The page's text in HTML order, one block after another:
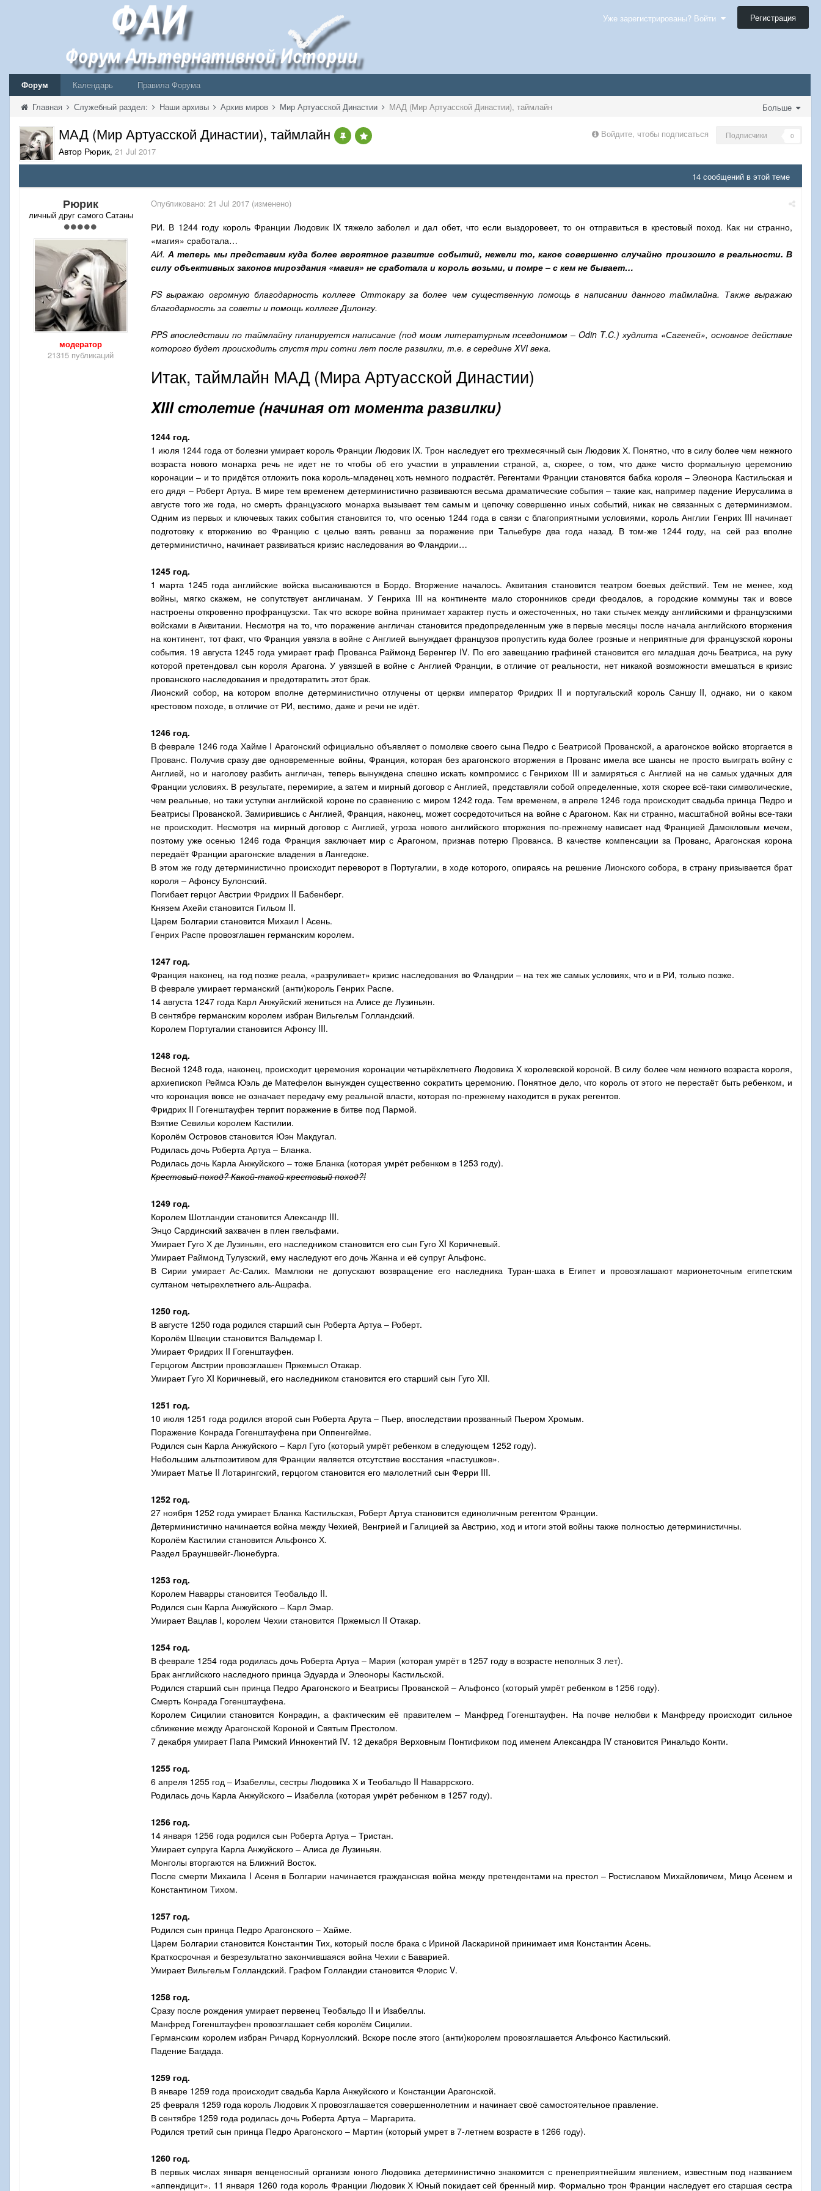
Уже зарегистрированы? Войти Регистрация
Форум Календарь
Правила Форума
Больше
Главная Служебный раздел: Наши архивы Архив миров Мир Артуасской Династии МАД (Мир Артуасской Династии), таймлайн
Войдите, чтобы подписаться Подписчики 0
МАД (Мир Артуасской Династии), таймлайн
Автор Рюрик, 21 Jul 2017
14 сообщений в этой теме
Рюрик
личный друг самого Сатаны
модератор
21315 публикаций
Опубликовано: 21 Jul 2017 (изменено)
РИ. В 1244 году король Франции Людовик IXтяжело заболел и дал обет, что если выздоровеет, то он отправиться в крестовый поход. Как ни странно,
«магия» сработала…
АИ.А теперь мы представим куда более вероятное развитие событий, нежели то, какое совершенно случайно произошло в реальности. В
силу объективных законов мироздания «магия» не сработала и король возьми, и помре – с кем не бывает…
PSвыражаю огромную благодарность коллеге Оттокару за более чем существенную помощь в написании данного таймлайна. Также выражаю
благодарность за советы и помощь коллеге Дилонгу.
PPSвпоследствии по таймлайну планируется написание (под моим литературным псевдонимом –Odin T.C.) худлита «Сагеней», основное действие
которого будет происходить спустя три сотни лет после развилки, т.е. в серединеXVI века.
Итак, таймлайн МАД (Мира Артуасской Династии)
XIIIстолетие (начиная от момента развилки)
1244 год.
1 июля 1244 года от болезни умирает король Франции Людовик IX. Трон наследует его трехмесячный сын Людовик Х. Понятно, что в силу более чем нежного
возраста нового монарха речь не идет не то чтобы об его участии в управлении страной, а, скорее, о том, что даже чисто формальную церемонию
коронации – и то придётся отложить пока король-младенец хоть немного подрастёт. Регентами Франции становятся бабка короля – Элеонора Кастильская и
его дядя – Роберт Артуа. В мире тем временем детерминистично развиваются весьма драматические события – такие как, например падение Иерусалима в
августе того же года, но смерть французского монарха вызывает тем самым и цепочку совершенно иных событий, никак не связанных с детерминизмом.
Одним из первых и ключевых таких события становится то, что осенью 1244 года в связи с благоприятными условиями, король Англии Генрих III начинает
подготовку к вторжению во Францию с целью взять реванш за поражение при Тальебуре два года назад. В том-же 1244 году, на сей раз вполне
детерминистично, начинает развиваться кризис наследования во Фландрии…
1245 год.
1 марта 1245 года английские войска высаживаются в Бордо. Вторжение началось. Аквитания становится театром боевых действий. Тем не менее, ход
войны, мягко скажем, не сопутствует англичанам. У Генриха III на континенте мало сторонников среди феодалов, а городские коммуны так и вовсе
настроены откровенно профранцузски. Так что вскоре война принимает характер пусть и ожесточенных, но таки стычек между английскими и французскими
войсками в Аквитании. Несмотря на то, что поражение англичан становится предопределенным уже в первые месяцы после начала английского вторжения
на континент, тот факт, что Франция увязла в войне с Англией вынуждает французов пропустить куда более грозные и неприятные для французской короны
события. 19 августа 1245 года умирает граф Прованса Раймонд Беренгер IV. По его завещанию графиней становится его младшая дочь Беатриса, на руку
которой претендовал сын короля Арагона. У увязшей в войне с Англией Франции, в отличие от реальности, нет никакой возможности вмешаться в кризис
прованского наследования и предотвратить этот брак.
Лионский собор, на котором вполне детерминистично отлучены от церкви император Фридрих II и португальский король Саншу II, однако, ни о каком
крестовом походе, в отличие от РИ, вестимо, даже и речи не идёт.
1246 год.
В феврале 1246 года Хайме I Арагонский официально объявляет о помолвке своего сына Педро с Беатрисой Прованской, а арагонское войско вторгается в
Прованс. Получив сразу две одновременные войны, Франция, которая без арагонского вторжения в Прованс имела все шансы не просто выиграть войну с
Англией, но и наголову разбить англичан, теперь вынуждена спешно искать компромисс с Генрихом III и замиряться с Англией на не самых удачных для
Франции условиях. В результате, перемирие, а затем и мирный договор с Англией, представляли собой определенные, хотя скорее всё-таки символические,
чем реальные, но таки уступки английской короне по сравнению с миром 1242 года. Тем временем, в апреле 1246 года происходит свадьба принца Педро и
Беатрисы Прованской. Замирившись с Англией, Франция, наконец, может сосредоточиться на войне с Арагоном. Как ни странно, масштабной войны все-таки
не происходит. Несмотря на мирный договор с Англией, угроза нового английского вторжения по-прежнему нависает над Францией Дамокловым мечем,
поэтому уже осенью 1246 года Франция заключает мир с Арагоном, признав потерю Прованса. В качестве компенсации за Прованс, Арагонская корона
передаёт Франции арагонские владения в Лангедоке.
В этом же году детерминистично происходит переворот в Португалии, в ходе которого, опираясь на решение Лионского собора, в страну призывается брат
короля – Афонсу Булонский.
Погибает герцог Австрии Фридрих II Бабенберг.
Князем Ахейи становится Гильом II.
Царем Болгарии становится Михаил I Асень.
Генрих Распе провозглашен германским королем.
1247 год.
Франция наконец, на год позже реала, «разруливает» кризис наследования во Фландрии – на тех же самых условиях, что и в РИ, только позже.
В феврале умирает германский (анти)король Генрих Распе.
14 августа 1247 года Карл Анжуйский жениться на Алисе де Лузиньян.
В сентябре германским королем избран Вильгельм Голландский.
Королем Португалии становится Афонсу III.
1248 год.
Весной 1248 года, наконец, происходит церемония коронации четырёхлетнего Людовика Х королевской короной. В силу более чем нежного возраста короля,
архиепископ Реймса Юэль де Матефелон вынужден существенно сократить церемонию. Понятное дело, что король от этого не перестаёт быть ребенком, и
что коронация вовсе не означает передачу ему реальной власти, которая по-прежнему находится в руках регентов.
Фридрих II Гогенштауфен терпит поражение в битве под Пармой.
Взятие Севильи королем Кастилии.
Королём Островов становится Юэн Макдугал.
Родилась дочь Роберта Артуа – Бланка.
Родилась дочь Карла Анжуйского – тоже Бланка (которая умрёт ребенком в 1253 году).
Крестовый поход? Какой-такой крестовый поход?!
1249 год.
Королем Шотландии становится Александр III.
Энцо Сардинский захвачен в плен гвельфами.
Умирает Гуго Х де Лузиньян, его наследником становится его сын Гуго XI Коричневый.
Умирает Раймонд Тулузский, ему наследуют его дочь Жанна и её супруг Альфонс.
В Сирии умирает Ас-Салих. Мамлюки не допускают возвращение его наследника Туран-шаха в Египет и провозглашают марионеточным египетским
султаном четырехлетнего аль-Ашрафа.
1250 год.
В августе 1250 года родился старший сын Роберта Артуа – Роберт.
Королём Швеции становится Вальдемар I.
Умирает Фридрих II Гогенштауфен.
Герцогом Австрии провозглашен Пржемысл Отакар.
Умирает Гуго XI Коричневый, его наследником становится его старший сын Гуго XII.
1251 год.
10 июля 1251 года родился второй сын Роберта Арута – Пьер, впоследствии прозванный Пьером Хромым.
Поражение Конрада Гогенштауфена при Оппенгейме.
Родился сын Карла Анжуйского – Карл Гуго (который умрёт ребенком в следующем 1252 году).
Небольшим альтпозитивом для Франции является отсутствие восстания «пастушков».
Умирает Матье II Лотарингский, герцогом становится его малолетний сын Ферри III.
1252 год.
27 ноября 1252 года умирает Бланка Кастильская, Роберт Артуа становится единоличным регентом Франции.
Детерминистично начинается война между Чехией, Венгрией и Галицией за Австрию, ход и итоги этой войны также полностью детерминистичны.
Королём Кастилии становится Альфонсо Х.
Раздел Брауншвейг-Люнебурга.
1253 год.
Королем Наварры становится Теобальдо II.
Родился сын Карла Анжуйского – Карл Эмар.
Умирает Вацлав I, королем Чехии становится Пржемысл II Отакар.
1254 год.
В феврале 1254 года родилась дочь Роберта Артуа – Мария (которая умрёт в 1257 году в возрасте неполных 3 лет).
Брак английского наследного принца Эдуарда и Элеоноры Кастильской.
Родился старший сын принца Педро Арагонского и Беатрисы Прованской – Альфонсо (который умрёт ребенком в 1256 году).
Смерть Конрада Гогенштауфена.
Королем Сицилии становится Конрадин, а фактическим её правителем – Манфред Гогенштауфен. На почве нелюбви к Манфреду происходит сильное
сближение между Арагонской Короной и Святым Престолом.
7 декабря умирает Папа Римский Иннокентий IV. 12 декабря Верховным Понтификом под именем Александра IV становится Ринальдо Конти.
1255 год.
6 апреля 1255 год – Изабеллы, сестры Людовика Х и Теобальдо II Наваррского.
Родилась дочь Карла Анжуйского – Изабелла (которая умрёт ребенком в 1257 году).
1256 год.
14 января 1256 года родился сын Роберта Артуа – Тристан.
Умирает супруга Карла Анжуйского – Алиса де Лузиньян.
Монголы вторгаются на Ближний Восток.
После смерти Михаила I Асеня в Болгарии начинается гражданская война между претендентами на престол – Ростиславом Михайловичем, Мицо Асенем и
Константином Тихом.
1257 год.
Родился сын принца Педро Арагонского – Хайме.
Царем Болгарии становится Константин Тих, который после брака с Ириной Ласкариной принимает имя Константин Асень.
Краткосрочная и безрезультатно закончившаяся война Чехии с Баварией.
Умирает Вильгельм Голландский. Графом Голландии становится Флорис V.
1258 год.
Сразу после рождения умирает первенец Теобальдо II и Изабеллы.
Манфред Гогенштауфен провозглашает себя королём Сицилии.
Германским королем избран Ричард Корнуоллский. Вскоре после этого (анти)королем провозглашается Альфонсо Кастильский.
Падение Багдада.
1259 год.
В январе 1259 года происходит свадьба Карла Анжуйского и Констанции Арагонской.
25 февраля 1259 года король Людовик Х провозглашается совершеннолетним и начинает своё самостоятельное правление.
В сентябре 1259 года родилась дочь Роберта Артуа – Маргарита.
Родился третий сын принца Педро Арагонского – Мартин (который умрет в 7-летнем возрасте в 1266 году).
1260 год.
В первых числах января венценосный организм юного Людовика детерминистично знакомится с пренеприятнейшим явлением, известным под названием
«аппендицит». 11 января 1260 года король Франции Людовик Х Юный покидает сей бренный мир. Формально трон Франции наследует его старшая сестра